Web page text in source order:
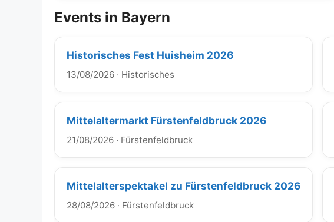
Events in Bayern
Historisches Fest Huisheim 2026
13/08/2026 · Historisches
Mittelaltermarkt Fürstenfeldbruck 2026
21/08/2026 · Fürstenfeldbruck
Mittelalterspektakel zu Fürstenfeldbruck 2026
28/08/2026 · Fürstenfeldbruck